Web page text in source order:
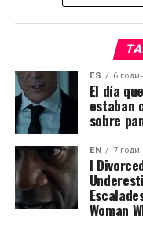
ES 6
El día
estaban
sobre
EN 7
I
Woman